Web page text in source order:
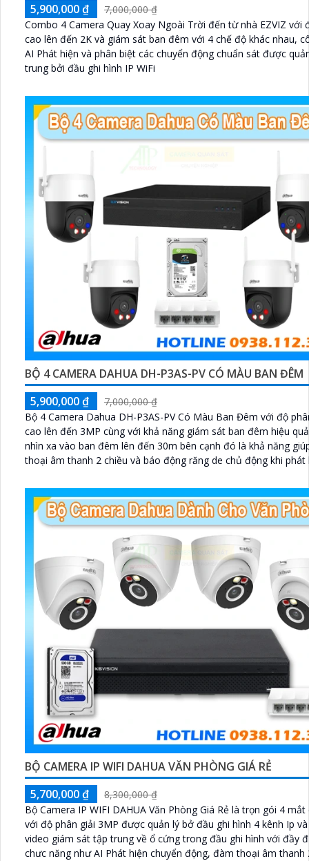
5,900,000 ₫
7,000,000 ₫
Combo 4 Camera Quay Xoay Ngoài Trời đến từ nhà EZVIZ với
cao lên đến 2K và giám sát ban đêm với 4 chế độ khác nhau,
AI Phát hiện và phân biệt các chuyển động chuẩn sát được
trung bởi đầu ghi hình IP WiFi
BỘ 4 CAMERA DAHUA DH-P3AS-PV CÓ MÀU BAN ĐÊM
5,900,000 ₫
7,000,000 ₫
Bộ 4 Camera Dahua DH-P3AS-PV Có Màu Ban Đêm với độ
cao lên đến 3MP cùng với khả năng giám sát ban đêm hiệu
nhìn xa vào ban đêm lên đến 30m bên cạnh đó là khả năng
thoại âm thanh 2 chiều và báo động răng de chủ động khi phát
BỘ CAMERA IP WIFI DAHUA VĂN PHÒNG GIÁ RẺ
5,700,000 ₫
8,300,000 ₫
Bộ Camera IP WIFI DAHUA Văn Phòng Giá Rẻ là trọn gói 4
với độ phân giải 3MP được quản lý bở đầu ghi hình 4 kênh Ip
video giám sát tập trung về ổ cứng trong đầu ghi hình với đầy
chưc năng như AI Phát hiện chuyển động, đàm thoại âm thanh